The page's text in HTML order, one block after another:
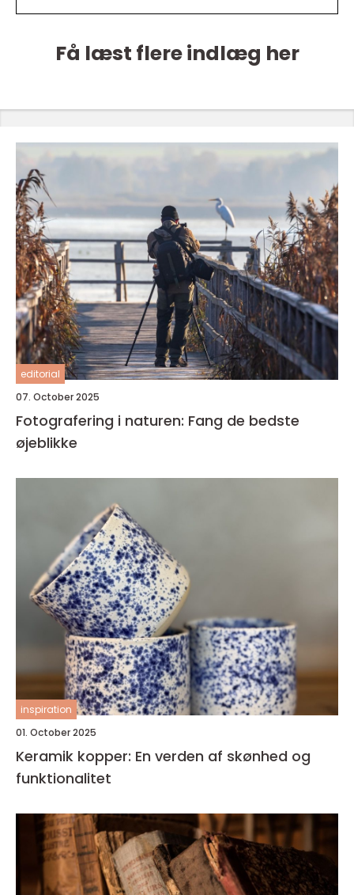
Få læst flere indlæg her
editorial
07. October 2025
Fotografering i naturen: Fang de bedste
øjeblikke
inspiration
01. October 2025
Keramik kopper: En verden af skønhed og
funktionalitet